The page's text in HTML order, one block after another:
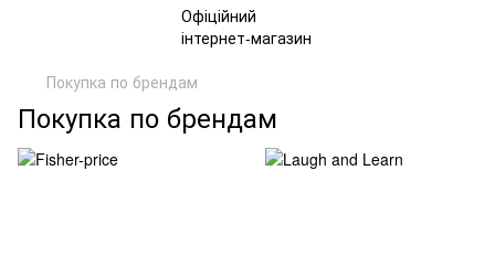
Покупка по брендам
Покупка по брендам